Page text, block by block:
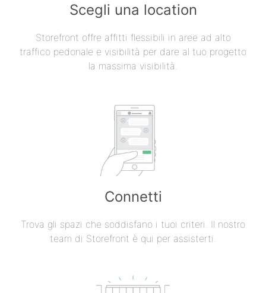
Scegli una location
Storefront offre affitti flessibili in aree ad alto
traffico pedonale e visibilità per dare al tuo progetto
la massima visibilità.
Connetti
Trova gli spazi che soddisfano i tuoi criteri. Il nostro
team di Storefront è qui per assisterti.